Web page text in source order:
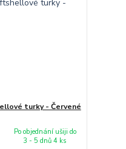
turky - Červené
Po objednání ušiji do
3 - 5 dnů 4 ks